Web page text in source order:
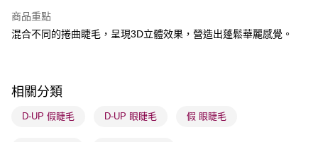
BoC Pay
每筆HK$65.00，滿HK$300.00或以上免運費
順豐站及營業點 - 確認發貨後1-3個工作天送達
商品重點
混合不同的捲曲睫毛，呈現3D立體效果，營造出蓬鬆華麗感覺。
相關分類
D-UP 假睫毛 D-UP 眼睫毛 假 眼睫毛